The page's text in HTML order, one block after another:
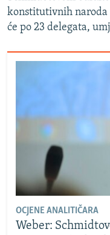
konstitutivnih naroda
će po 23 delegata,
OCJENE ANALITIČARA
Weber: